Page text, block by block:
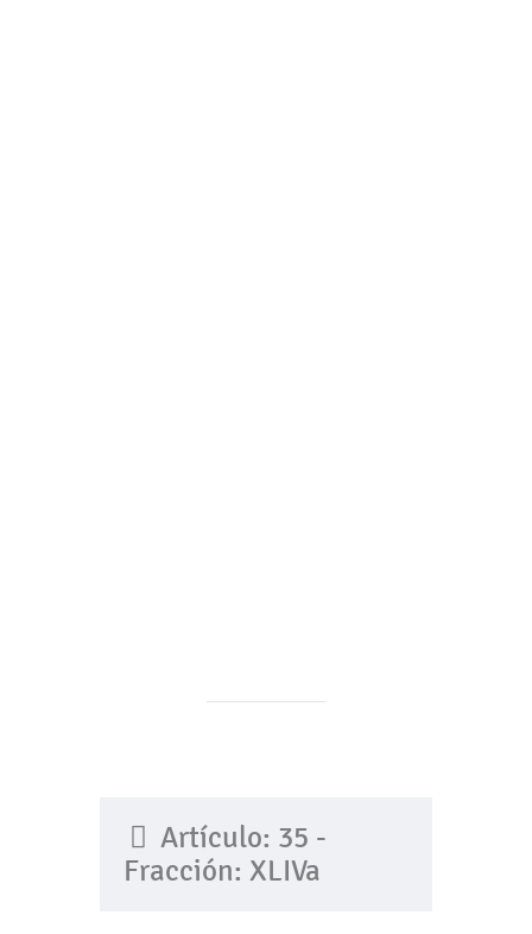
Artículo: 35 -
Fracción: XLIVa